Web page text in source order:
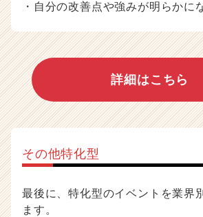
・自分の改善点や強みが明らかに
詳細はこちら
その他特化型
最後に、特化型のイベントを業界
ます。